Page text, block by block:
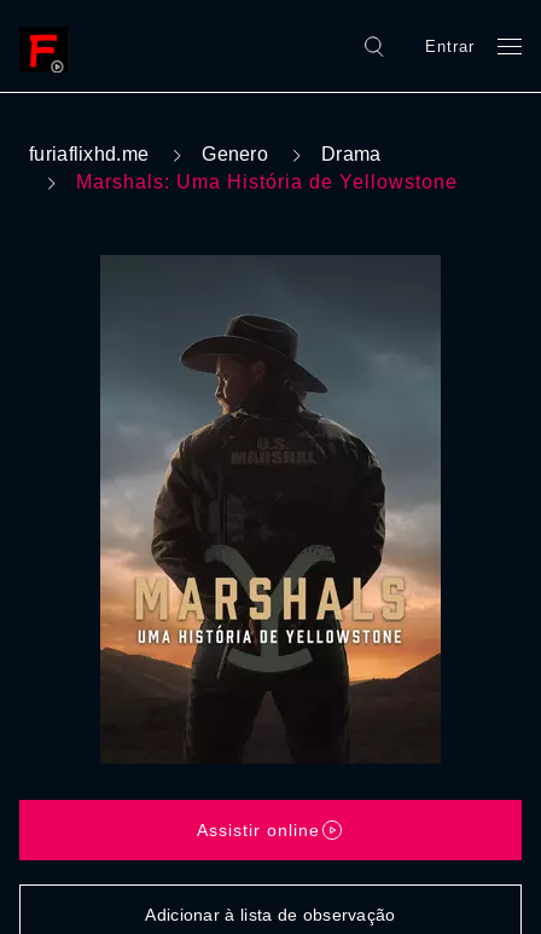
Entrar
furiaflixhd.me Genero
Drama
Marshals: Uma História de Yellowstone
Assistir online
Adicionar à lista de observação